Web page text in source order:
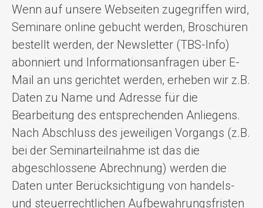
Wenn auf unsere Webseiten zugegriffen wird,
Seminare online gebucht werden, Broschüren
bestellt werden, der Newsletter (TBS-Info)
abonniert und Informationsanfragen über E-
Mail an uns gerichtet werden, erheben wir z.B.
Daten zu Name und Adresse für die
Bearbeitung des entsprechenden Anliegens.
Nach Abschluss des jeweiligen Vorgangs (z.B.
bei der Seminarteilnahme ist das die
abgeschlossene Abrechnung) werden die
Daten unter Berücksichtigung von handels-
und steuerrechtlichen Aufbewahrungsfristen